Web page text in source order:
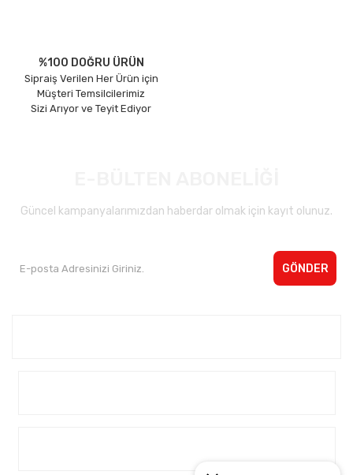
%100 DOĞRU ÜRÜN
Sipraiş Verilen Her Ürün için
Müşteri Temsilcilerimiz
Sizi Arıyor ve Teyit Ediyor
Güncel kampanyalarımızdan haberdar olmak için kayıt olunuz.
GÖNDER